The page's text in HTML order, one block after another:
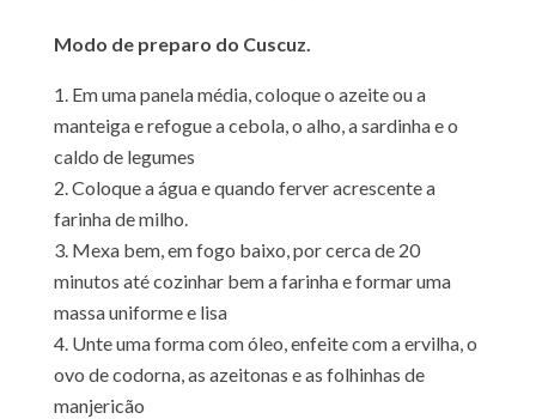
Modo de preparo do Cuscuz.
Em uma panela média, coloque o azeite ou a
manteiga e refogue a cebola, o alho, a sardinha e o
caldo de legumes
Coloque a água e quando ferver acrescente a
farinha de milho.
Mexa bem, em fogo baixo, por cerca de 20
minutos até cozinhar bem a farinha e formar uma
massa uniforme e lisa
Unte uma forma com óleo, enfeite com a ervilha, o
ovo de codorna, as azeitonas e as folhinhas de
manjericão